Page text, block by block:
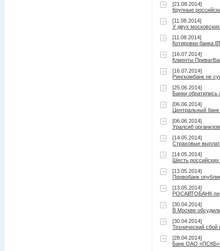
[21.08.2014]
Крупные
[11.08.2014]
У двух
[11.08.2014]
Котировки банка
[16.07.2014]
Клиенты
[16.07.2014]
Рингкомбанк не
[25.06.2014]
Банки
[06.06.2014]
Центральный банк
[06.06.2014]
Уралсиб
[14.05.2014]
Страховые
[14.05.2014]
Шесть
[13.05.2014]
Первобанк
[13.05.2014]
РОСАВТОБАНК
[30.04.2014]
В Москве
[30.04.2014]
Технический
[28.04.2014]
Банк ОАО «ПСКБ»